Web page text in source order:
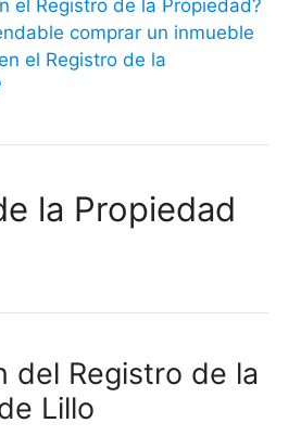
el Registro de la Propiedad?
comprar un inmueble
el Registro de la
la Propiedad
del Registro de la
Lillo